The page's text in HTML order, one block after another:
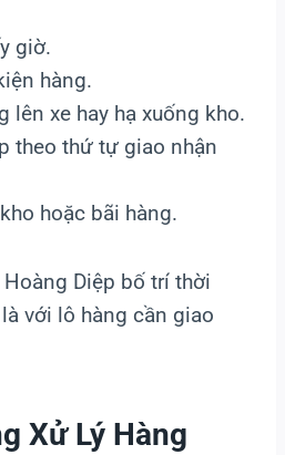
giờ.
hàng.
lên xe hay hạ xuống kho.
theo thứ tự giao nhận
hoặc bãi hàng.
Diệp bố trí thời
với lô hàng cần giao
Xử Lý Hàng